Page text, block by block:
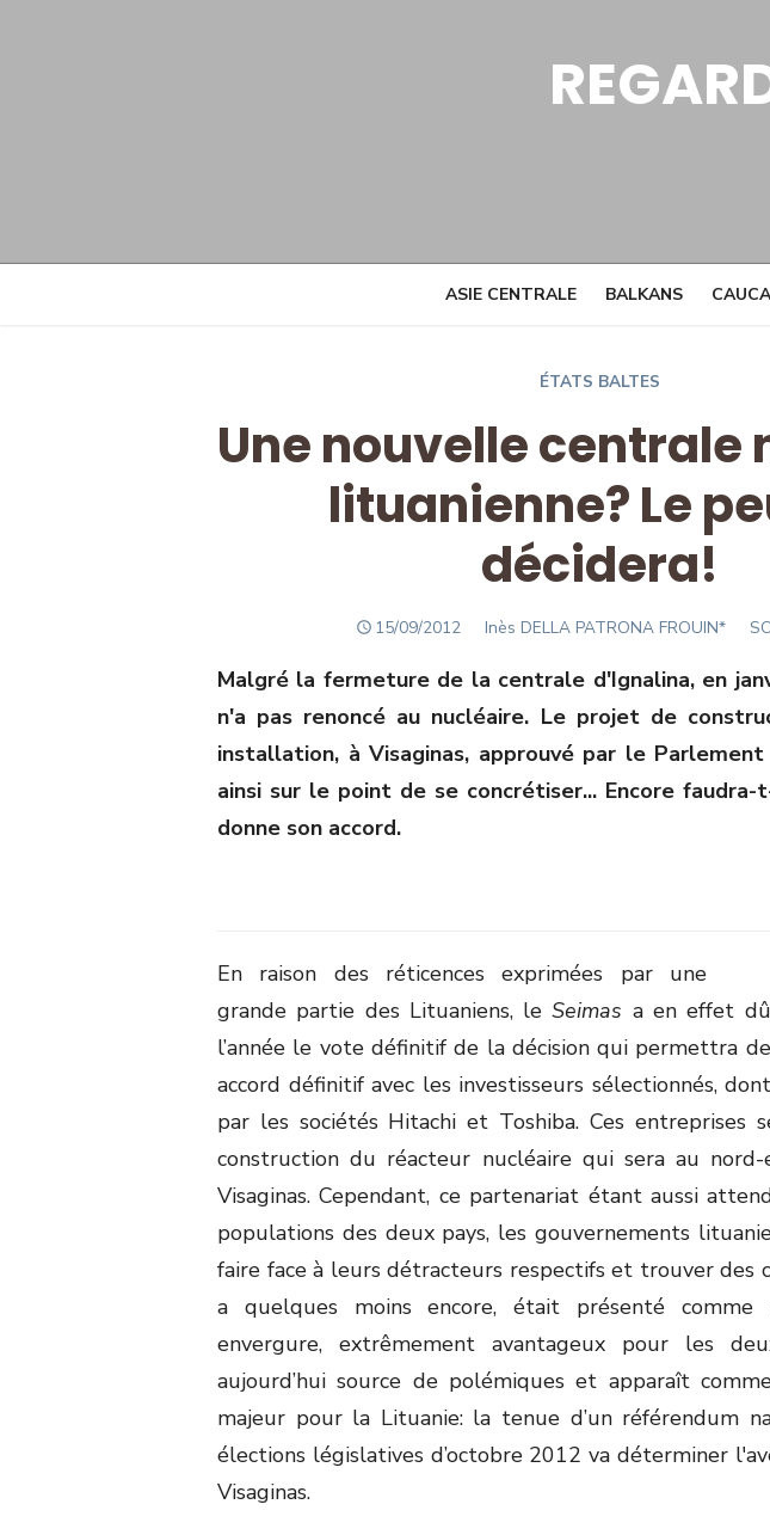
ASIE CENTRALE BALKANS
ÉTATS BALTES
Une nouvelle centrale
lituanienne? Le
décidera!
POSTED
15/09/2012 Author
Inès DELLA PATRONA FROUIN*
Malgré la fermeture de la centrale d'Ignalina, en
n'a pas renoncé au nucléaire. Le projet de
installation, à Visaginas, approuvé par le
ainsi sur le point de se concrétiser... Encore
donne son accord.
En raison des réticences exprimées par une
grande partie des Lituaniens, leSeimas a en effet
l’année le vote définitif de la décision qui permettra
accord définitif avec les investisseurs sélectionnés,
par les sociétés Hitachi et Toshiba. Ces entreprises
construction du réacteur nucléaire qui sera au
Visaginas. Cependant, ce partenariat étant aussi
populations des deux pays, les gouvernements
faire face à leurs détracteurs respectifs et trouver des
a quelques moins encore, était présenté
envergure, extrêmement avantageux pour les
aujourd’hui source de polémiques et apparaît
majeur pour la Lituanie: la tenue d’un référendum
élections législatives d’octobre 2012 va déterminer
Visaginas.